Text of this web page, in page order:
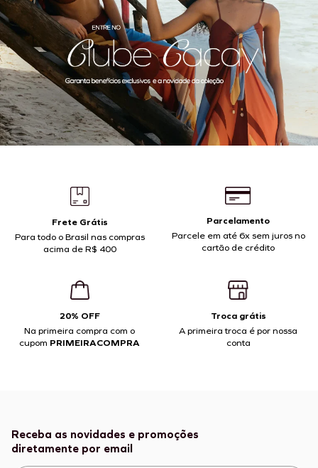
Frete Grátis
Para todo o Brasil nas compras
acima de R$ 400
Parcelamento
Parcele em até 6x sem juros no
cartão de crédito
20% OFF
Na primeira compra com o
cupom PRIMEIRACOMPRA
Troca grátis
A primeira troca é por nossa
conta
Receba as novidades e promoções
diretamente por email